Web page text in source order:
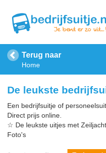
Terug naar
Home
De leukste
Een bedrijfsuitje of
Direct prijs online.
☆ De leukste uitjes met
Foto's